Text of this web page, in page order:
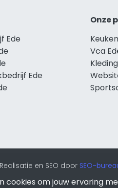
Ede
Ede
Onze
Vca
en SEO door SEO-
cookies om jouw ervaring